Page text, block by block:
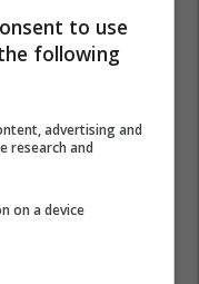
rritën më tutje.
to use
following
advertising and
research and
on a device